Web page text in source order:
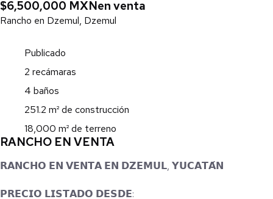
$6,500,000 MXNen venta
Rancho en Dzemul, Dzemul
Publicado
2 recámaras
4 baños
251.2 m² de construcción
18,000 m² de terreno
RANCHO EN VENTA
𝗥𝗔𝗡𝗖𝗛𝗢 𝗘𝗡 𝗩𝗘𝗡𝗧𝗔 𝗘𝗡 𝗗𝗭𝗘𝗠𝗨𝗟, 𝗬𝗨𝗖𝗔𝗧𝗔́𝗡
𝗣𝗥𝗘𝗖𝗜𝗢 𝗟𝗜𝗦𝗧𝗔𝗗𝗢 𝗗𝗘𝗦𝗗𝗘: